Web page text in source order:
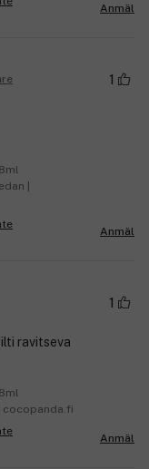
Anmäl
1
|
Anmäl
1
ravitseva
cocopanda.fi
Anmäl